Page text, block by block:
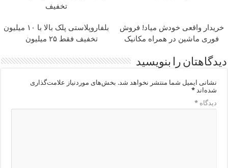
تخفیف
خریدار واقعی خودش میاد! فروش
فوری ماشین در همراه مکانیک
بلفاروپلاستی پلک بالا با ۱۰ میلیون
تخفیف فقط ۲۵ میلیون
دیدگاهتان را بنویسید
نشانی ایمیل شما منتشر نخواهد شد. بخش‌های موردنیاز علامت‌گذاری
شده‌اند*
دیدگاه*